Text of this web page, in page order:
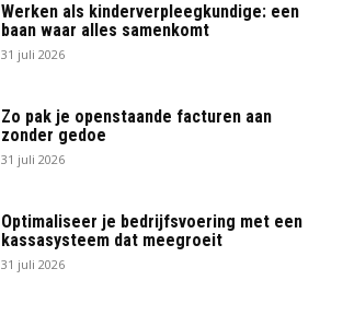
Werken als kinderverpleegkundige: een
baan waar alles samenkomt
31 juli 2026
Zo pak je openstaande facturen aan
zonder gedoe
31 juli 2026
Optimaliseer je bedrijfsvoering met een
kassasysteem dat meegroeit
31 juli 2026